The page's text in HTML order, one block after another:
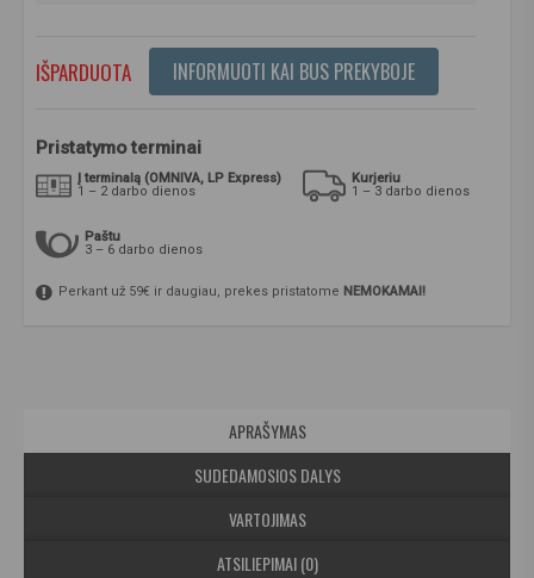
IŠPARDUOTA INFORMUOTI KAI BUS PREKYBOJE
Pristatymo terminai
Į terminalą (OMNIVA, LP Express)
1 – 2 darbo dienos
Kurjeriu
1 – 3 darbo dienos
Paštu
3 – 6 darbo dienos
Perkant už 59€ ir daugiau, prekes pristatome NEMOKAMAI!
APRAŠYMAS
SUDEDAMOSIOS DALYS
VARTOJIMAS
ATSILIEPIMAI (0)